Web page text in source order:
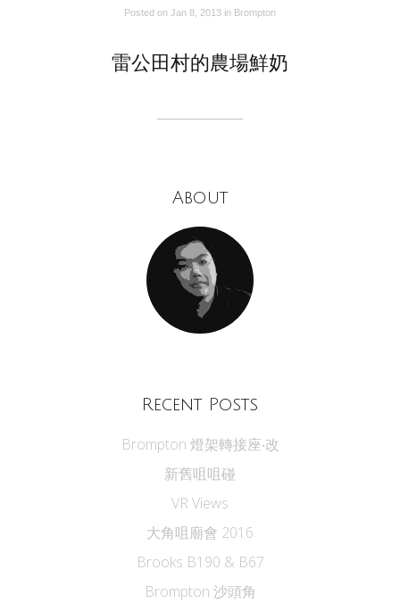
Posted on Jan 8, 2013 in Brompton
雷公田村的農場鮮奶
About
Recent Posts
Brompton 燈架轉接座‧改
新舊咀咀碰
VR Views
大角咀廟會 2016
Brooks B190 & B67
Brompton 沙頭角